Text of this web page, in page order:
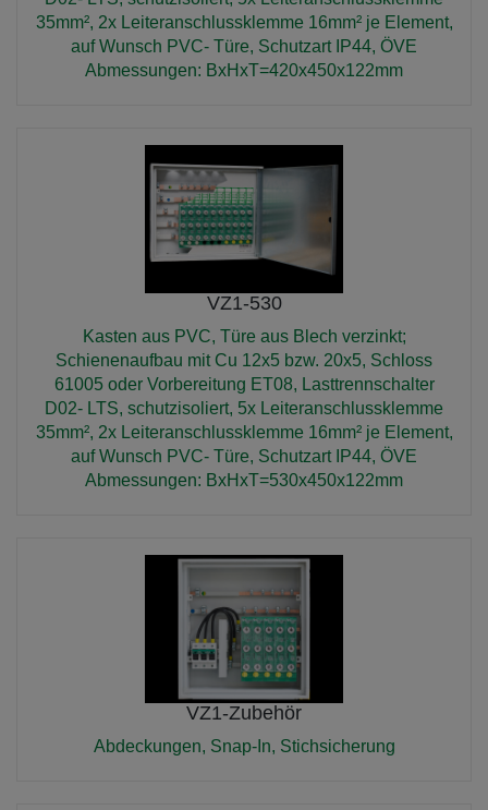
35mm², 2x Leiteranschlussklemme 16mm² je Element,
auf Wunsch PVC- Türe, Schutzart IP44, ÖVE
Abmessungen: BxHxT=420x450x122mm
VZ1-530
Kasten aus PVC, Türe aus Blech verzinkt;
Schienenaufbau mit Cu 12x5 bzw. 20x5, Schloss
61005 oder Vorbereitung ET08, Lasttrennschalter
D02- LTS, schutzisoliert, 5x Leiteranschlussklemme
35mm², 2x Leiteranschlussklemme 16mm² je Element,
auf Wunsch PVC- Türe, Schutzart IP44, ÖVE
Abmessungen: BxHxT=530x450x122mm
VZ1-Zubehör
Abdeckungen, Snap-In, Stichsicherung